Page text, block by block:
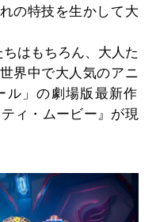
の特技を生かして大
はもちろん、大人た
界中で大人気のアニ
ル」の劇場版最新作
ィ・ムービー』が現